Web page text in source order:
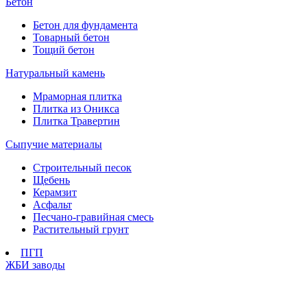
Бетон для фундамента
Товарный бетон
Тощий бетон
Натуральный камень
Мраморная плитка
Плитка из Оникса
Плитка Травертин
Сыпучие материалы
Строительный песок
Щебень
Керамзит
Асфальт
Песчано-гравийная смесь
Растительный грунт
ПГП
ЖБИ заводы